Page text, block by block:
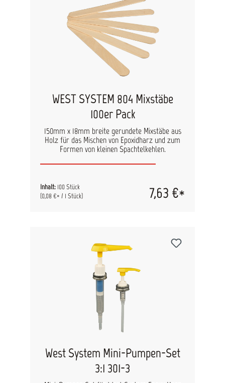
WEST SYSTEM 804 Mixstäbe
100er Pack
150mm x 18mm breite gerundete Mixstäbe aus
Holz für das Mischen von Epoxidharz und zum
Formen von kleinen Spachtelkehlen.
Inhalt: 100 Stück
(0,08 €* / 1 Stück)
7,63 €*
West System Mini-Pumpen-Set
3:1 301-3